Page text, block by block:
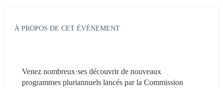
À PROPOS DE CET ÉVÉNEMENT
Venez nombreux·ses découvrir de nouveaux
programmes pluriannuels lancés par la Commission